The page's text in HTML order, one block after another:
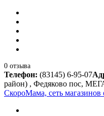
0 отзыва
Телефон: (83145) 6-95-07
район) , Федяково пос,
СкороМама, сеть